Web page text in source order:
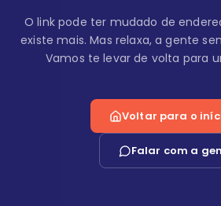
O link pode ter mudado de
existe mais. Mas relaxa, a gente
Vamos te levar de volta para
Voltar para o
Falar com a